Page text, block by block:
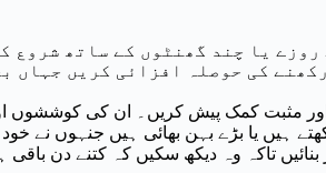
یا چند گھنٹوں کے ساتھ
کی حوصلہ افزائی کریں
مثبت کمک پیش کریں۔ ان کی کوششوں
ہیں یا بڑے بہن بھائی ہیں جنہوں نے
تاکہ وہ دیکھ سکیں کہ کتنے دن باقی